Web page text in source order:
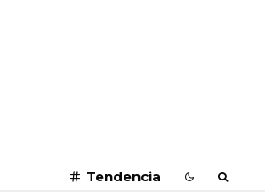
Tendencia